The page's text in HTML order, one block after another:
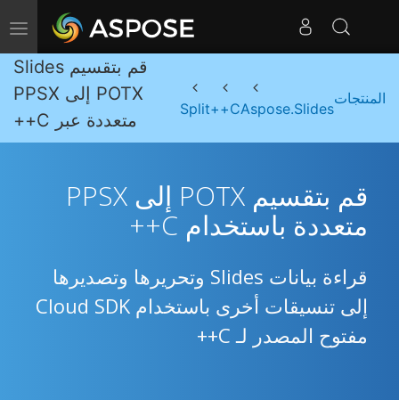
Toggle navigation
المنتجات
Aspose.Slides
C++
Split
قم بتقسيم Slides
POTX إلى PPSX
متعددة عبر C++
قم بتقسيم POTX إلى PPSX
متعددة باستخدام C++
قراءة بيانات Slides وتحريرها وتصديرها
إلى تنسيقات أخرى باستخدام Cloud SDK
مفتوح المصدر لـ C++